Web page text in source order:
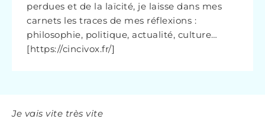
perdues et de la laïcité, je laisse dans mes
carnets les traces de mes réflexions :
philosophie, politique, actualité, culture…
[https://cincivox.fr/]
Je vais vite très vite